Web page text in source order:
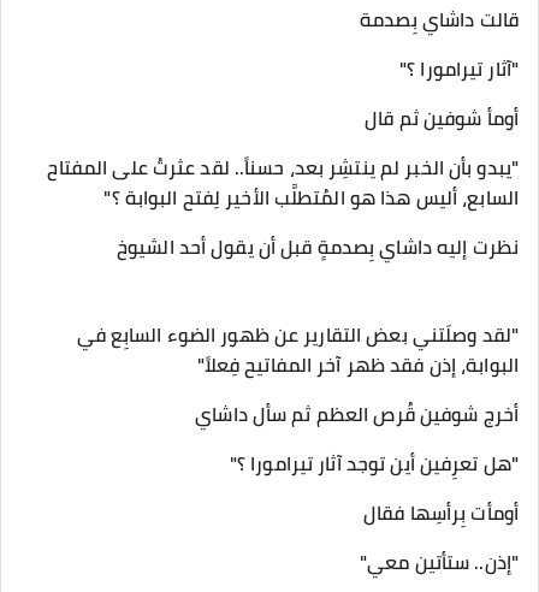
قالت داشاي بِصدمة
"آثار تيرامورا ؟"
أومأ شوفين ثم قال
"يبدو بأن الخبر لم ينتشِر بعد، حسناً.. لقد عثرتُ على المفتاح
السابع، أليس هذا هو المُتطلَّب الأخير لِفتح البوابة ؟"
نظرت إليه داشاي بِصدمةٍ قبل أن يقول أحد الشيوخ
"لقد وصلَتني بعض التقارير عن ظهور الضوء السابِع في
البوابة، إذن فقد ظهر آخر المفاتيح فِعلاً"
أخرج شوفين قُرص العظم ثم سأل داشاي
"هل تعرِفين أين توجد آثار تيرامورا ؟"
أومأت بِرأسِها فقال
"إذن.. ستأتين معي"